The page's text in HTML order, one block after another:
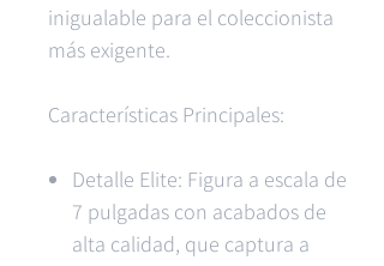
inigualable para el coleccionista
más exigente.
Características Principales:
Detalle Elite: Figura a escala de
7 pulgadas con acabados de
alta calidad, que captura a